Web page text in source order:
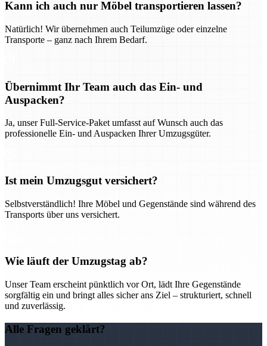
Kann ich auch nur Möbel transportieren lassen?
Natürlich! Wir übernehmen auch Teilumzüge oder einzelne
Transporte – ganz nach Ihrem Bedarf.
Übernimmt Ihr Team auch das Ein- und
Auspacken?
Ja, unser Full-Service-Paket umfasst auf Wunsch auch das
professionelle Ein- und Auspacken Ihrer Umzugsgüter.
Ist mein Umzugsgut versichert?
Selbstverständlich! Ihre Möbel und Gegenstände sind während des
Transports über uns versichert.
Wie läuft der Umzugstag ab?
Unser Team erscheint pünktlich vor Ort, lädt Ihre Gegenstände
sorgfältig ein und bringt alles sicher ans Ziel – strukturiert, schnell
und zuverlässig.
Alle Fragen geklärt?